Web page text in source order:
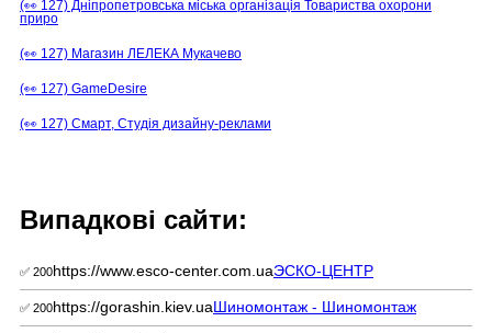
(👀 127) Дніпропетровська міська організація Товариства охорони
приро
(👀 127) Магазин ЛЕЛЕКА Мукачево
(👀 127) GameDesire
(👀 127) Смарт, Студія дизайну-реклами
Випадкові сайти:
✅ 200https://www.esco-center.com.uaЭСКО-ЦЕНТР
✅ 200https://gorashin.kiev.uaШиномонтаж - Шиномонтаж